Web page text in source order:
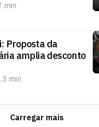
min
Proposta da
amplia desconto
min
Carregar mais